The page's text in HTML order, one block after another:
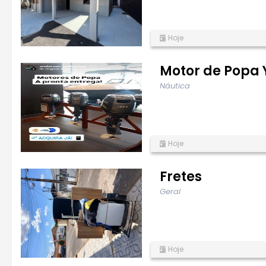
Hoje
Motor de Popa
Náutica
Hoje
Fretes
Geral
Hoje